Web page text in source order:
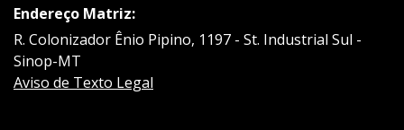
Endereço Matriz:
R. Colonizador Ênio Pipino, 1197 - St. Industrial Sul -
Sinop-MT
Aviso de Texto Legal